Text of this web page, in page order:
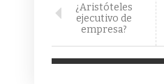
¿Aristóteles
ejecutivo de
empresa?